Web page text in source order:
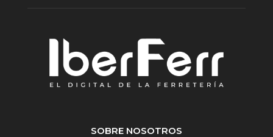
SOBRE NOSOTROS